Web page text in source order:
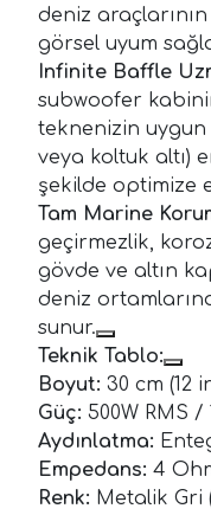
deniz
görsel uyum
Infinite Baffle
subwoofer
teknenizin uygun
veya koltuk altı)
şekilde optimize
Tam Marine
geçirmezlik,
gövde ve altın
deniz
sunur.
Teknik Tablo:
Boyut: 30 cm (12
Güç: 500W RMS /
Aydınlatma:
Empedans: 4
Renk: Metalik Gri